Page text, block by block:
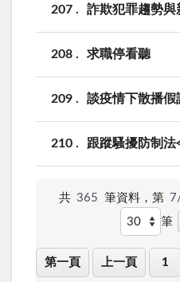
207 詐欺犯罪趨勢與
208 求職停看聽
209 談疫情下散播假
210 跟蹤騷擾防制法
共 365 筆資料，第
筆
第一頁 上一頁 1